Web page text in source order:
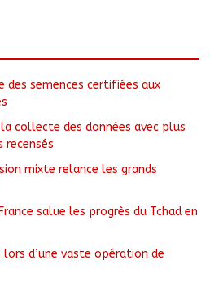
des semences certifiées aux
collecte des données avec plus
recensés
mixte relance les grands
salue les progrès du Tchad en
lors d’une vaste opération de